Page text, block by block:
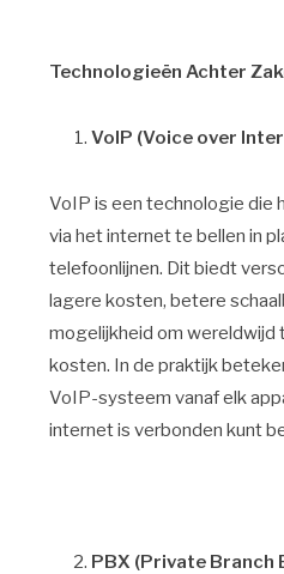
Technologieën Achter
VoIP (Voice over
VoIP is een technologie die
via het internet te bellen in
telefoonlijnen. Dit biedt
lagere kosten, betere
mogelijkheid om wereldwijd
kosten. In de praktijk
VoIP-systeem vanaf elk
internet is verbonden kunt
PBX (Private Branch